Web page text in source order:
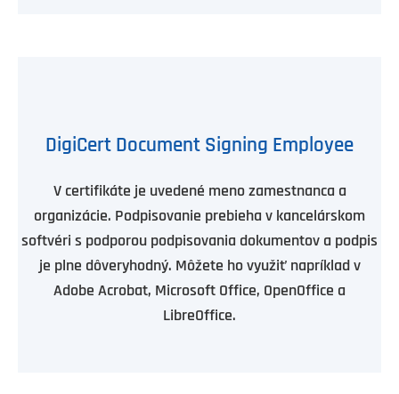
DigiCert Document Signing Employee
V certifikáte je uvedené meno zamestnanca a
organizácie. Podpisovanie prebieha v kancelárskom
softvéri s podporou podpisovania dokumentov a podpis
je plne dôveryhodný. Môžete ho využiť napríklad v
Adobe Acrobat, Microsoft Office, OpenOffice a
LibreOffice.